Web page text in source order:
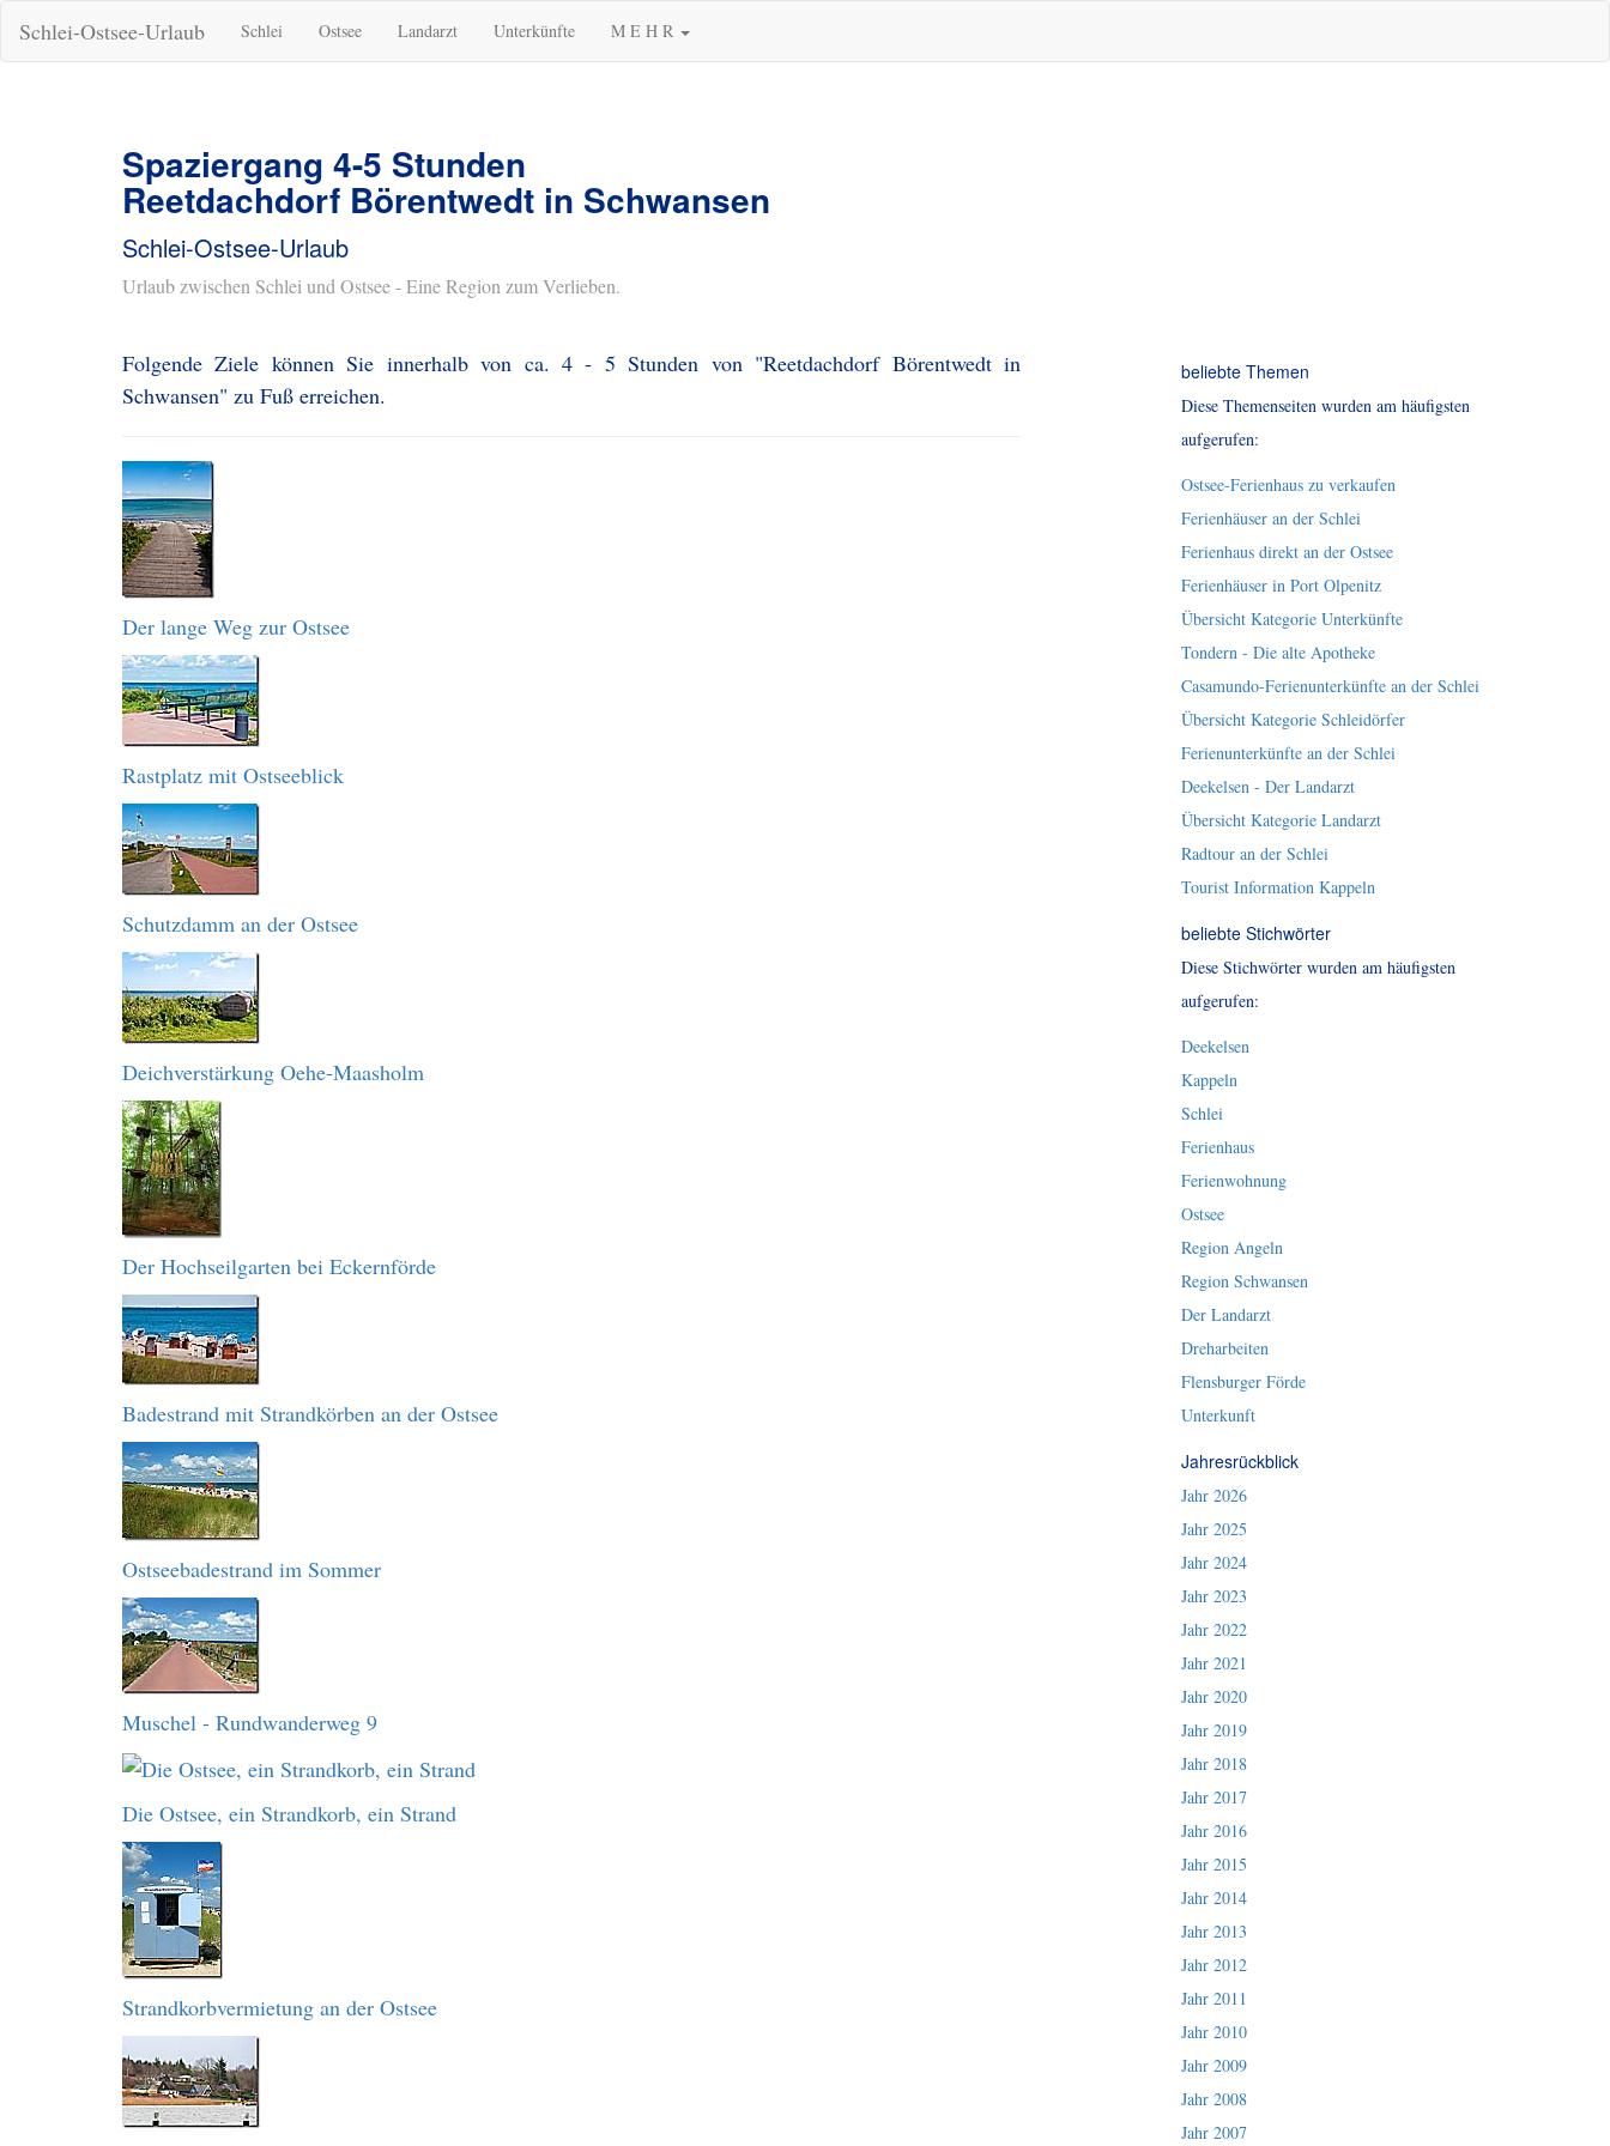
Schlei-Ostsee-Urlaub Schlei Ostsee Landarzt Unterkünfte M E H R
Spaziergang 4-5 Stunden
Reetdachdorf Börentwedt in Schwansen
Schlei-Ostsee-Urlaub
Urlaub zwischen Schlei und Ostsee - Eine Region zum Verlieben.
Folgende Ziele können Sie innerhalb von ca. 4 - 5 Stunden von "Reetdachdorf Börentwedt in
Schwansen" zu Fuß erreichen.
Der lange Weg zur Ostsee
Rastplatz mit Ostseeblick
Schutzdamm an der Ostsee
Deichverstärkung Oehe-Maasholm
Der Hochseilgarten bei Eckernförde
Badestrand mit Strandkörben an der Ostsee
Ostseebadestrand im Sommer
Muschel - Rundwanderweg 9
Die Ostsee, ein Strandkorb, ein Strand
Strandkorbvermietung an der Ostsee
beliebte Themen
Diese Themenseiten wurden am häufigsten
aufgerufen:
Ostsee-Ferienhaus zu verkaufen
Ferienhäuser an der Schlei
Ferienhaus direkt an der Ostsee
Ferienhäuser in Port Olpenitz
Übersicht Kategorie Unterkünfte
Tondern - Die alte Apotheke
Casamundo-Ferienunterkünfte an der Schlei
Übersicht Kategorie Schleidörfer
Ferienunterkünfte an der Schlei
Deekelsen - Der Landarzt
Übersicht Kategorie Landarzt
Radtour an der Schlei
Tourist Information Kappeln
beliebte Stichwörter
Diese Stichwörter wurden am häufigsten
aufgerufen:
Deekelsen
Kappeln
Schlei
Ferienhaus
Ferienwohnung
Ostsee
Region Angeln
Region Schwansen
Der Landarzt
Dreharbeiten
Flensburger Förde
Unterkunft
Jahresrückblick
Jahr 2026
Jahr 2025
Jahr 2024
Jahr 2023
Jahr 2022
Jahr 2021
Jahr 2020
Jahr 2019
Jahr 2018
Jahr 2017
Jahr 2016
Jahr 2015
Jahr 2014
Jahr 2013
Jahr 2012
Jahr 2011
Jahr 2010
Jahr 2009
Jahr 2008
Jahr 2007